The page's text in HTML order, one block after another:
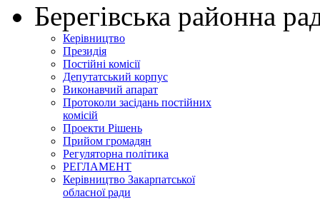
Берегівська районна
Керівництво
Президія
Постійні комісії
Депутатський корпус
Виконавчий апарат
Протоколи засідань постійних
комісій
Проекти Рішень
Прийом громадян
Регуляторна політика
РЕГЛАМЕНТ
Керівництво Закарпатської
обласної ради